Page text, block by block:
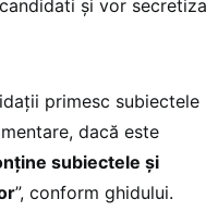
și vor secretiza
primesc subiectele
dacă este
subiectele şi
”, conform ghidului.